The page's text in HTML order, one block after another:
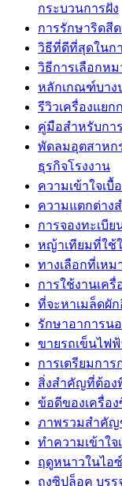
กระบวนการฝัง
การรักษาริดสี
วิธีที่ดีที่สุดในก
วิธีการเลือกห
หลักเกณฑ์บาง
รีวิวเครื่องแยก
คู่มือสำหรับกา
พัดลมอุตสาหก
ธุรกิจโรงงาน
ความเข้าใจเบื้
ความแตกต่าง
การจองทะเบี
หญ้าเทียมที่ใช้
ทางเลือกที่เห
การใช้งานเค
ที่จะหาเมล็ดผั
รักษาอาการน
ขายรถเข็นไฟ
การเตรียมกา
สิ่งสำคัญที่ต้อง
ข้อดีของเครื่อ
ภาพรวมสำคัญ
ทำความเข้าใจ
ฤดูหนาวในไอ
ถุงซิปล็อค บร